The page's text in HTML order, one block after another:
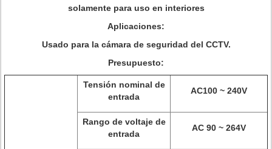
solamente para uso en interiores
Aplicaciones:
Usado para la cámara de seguridad del CCTV.
Presupuesto:
Tensión nominal de
entrada
AC100 ~ 240V
Rango de voltaje de
entrada
AC 90 ~ 264V